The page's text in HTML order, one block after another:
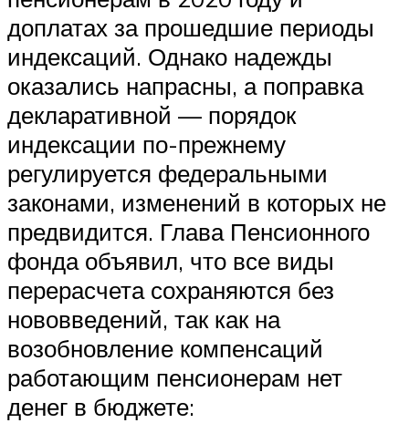
доплатах за прошедшие периоды
индексаций. Однако надежды
оказались напрасны, а поправка
декларативной — порядок
индексации по-прежнему
регулируется федеральными
законами, изменений в которых не
предвидится. Глава Пенсионного
фонда объявил, что все виды
перерасчета сохраняются без
нововведений, так как на
возобновление компенсаций
работающим пенсионерам нет
денег в бюджете: